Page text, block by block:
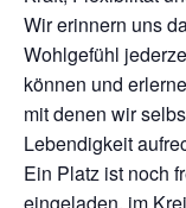
Wir erinnern uns
Wohlgefühl
können und
mit denen wir
Lebendigkeit
Ein Platz ist noch